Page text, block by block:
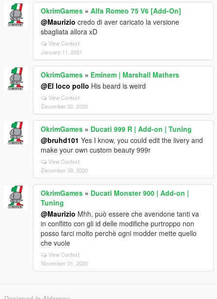
OkrimGames » Alfa Romeo 75 V6 [Add-On]
@Maurizio credo di aver caricato la versione
sbagliata allora xD
View Context
January 11, 2021
OkrimGames » Eminem | Marshall Mathers
@El loco pollo His beard is weird
View Context
December 30, 2020
OkrimGames » Ducati 999 R | Add-on | Tuning
@bruhd101 Yes I know, you could edit the livery and
make your own custom beauty 999r
View Context
December 09, 2020
OkrimGames » Ducati Monster 900 | Add-on |
Tuning
@Maurizio Mhh, può essere che avendone tanti va
in conflitto con gli id delle modifiche purtroppo non
posso farci molto perchè ogni modder mette quello
che vuole
View Context
November 01, 2020